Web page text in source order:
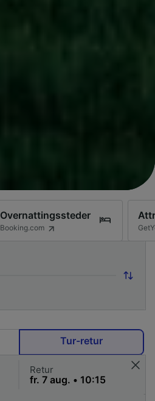
Overnattingssteder
Booking.com
Tur-retur
Retur